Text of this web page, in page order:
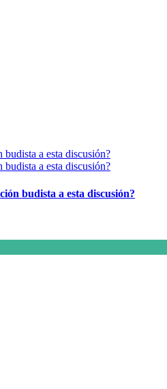
budista a esta discusión?